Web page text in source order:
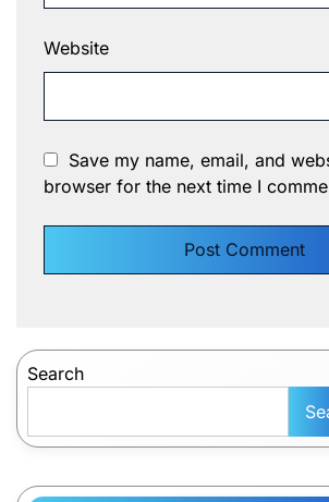
Website
Save my name, email, and
browser for the next time I
Search